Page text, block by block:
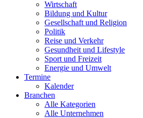
Wirtschaft
Bildung und Kultur
Gesellschaft und Religion
Politik
Reise und Verkehr
Gesundheit und Lifestyle
Sport und Freizeit
Energie und Umwelt
Termine
Kalender
Branchen
Alle Kategorien
Alle Unternehmen